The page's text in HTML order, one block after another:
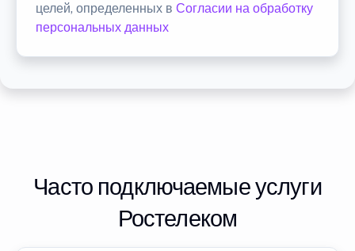
целей, определенных в Согласии на обработку
персональных данных
Часто подключаемые услуги
Ростелеком